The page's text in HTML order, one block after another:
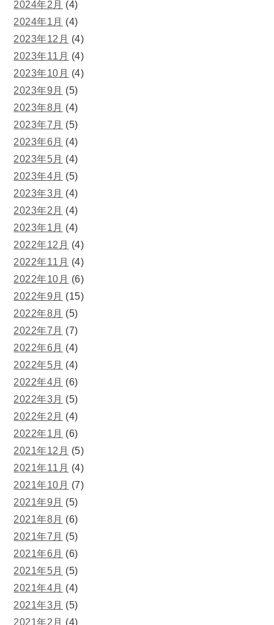
2024年2月 (4)
2024年1月 (4)
2023年12月 (4)
2023年11月 (4)
2023年10月 (4)
2023年9月 (5)
2023年8月 (4)
2023年7月 (5)
2023年6月 (4)
2023年5月 (4)
2023年4月 (5)
2023年3月 (4)
2023年2月 (4)
2023年1月 (4)
2022年12月 (4)
2022年11月 (4)
2022年10月 (6)
2022年9月 (15)
2022年8月 (5)
2022年7月 (7)
2022年6月 (4)
2022年5月 (4)
2022年4月 (6)
2022年3月 (5)
2022年2月 (4)
2022年1月 (6)
2021年12月 (5)
2021年11月 (4)
2021年10月 (7)
2021年9月 (5)
2021年8月 (6)
2021年7月 (5)
2021年6月 (6)
2021年5月 (5)
2021年4月 (4)
2021年3月 (5)
2021年2月 (4)